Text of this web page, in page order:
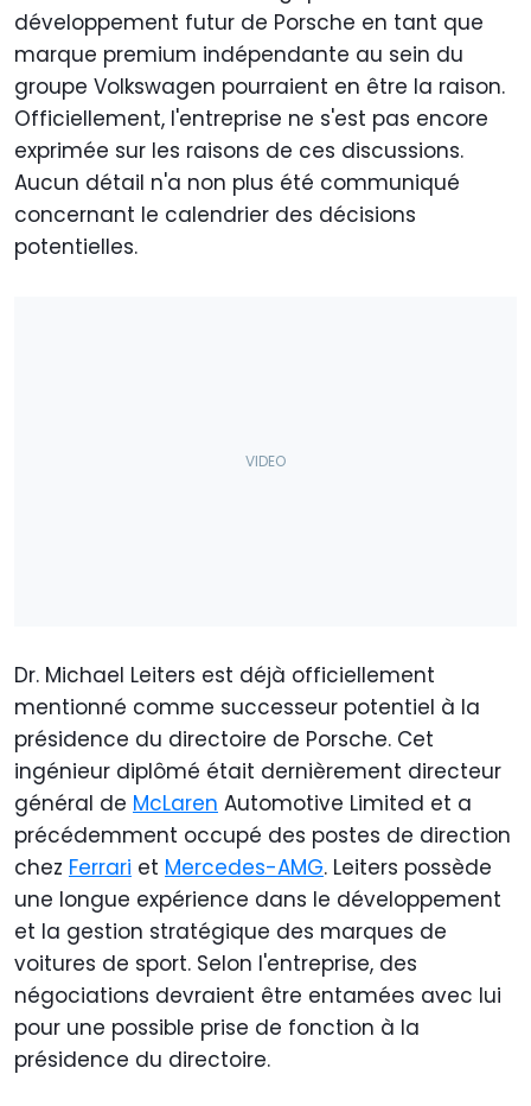
développement futur de Porsche en tant que
marque premium indépendante au sein du
groupe Volkswagen pourraient en être la raison.
Officiellement, l'entreprise ne s'est pas encore
exprimée sur les raisons de ces discussions.
Aucun détail n'a non plus été communiqué
concernant le calendrier des décisions
potentielles.
Dr. Michael Leiters est déjà officiellement
mentionné comme successeur potentiel à la
présidence du directoire de Porsche. Cet
ingénieur diplômé était dernièrement directeur
général de McLaren Automotive Limited et a
précédemment occupé des postes de direction
chez Ferrari et Mercedes-AMG. Leiters possède
une longue expérience dans le développement
et la gestion stratégique des marques de
voitures de sport. Selon l'entreprise, des
négociations devraient être entamées avec lui
pour une possible prise de fonction à la
présidence du directoire.